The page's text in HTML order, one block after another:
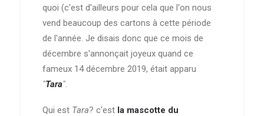
quoi (c'est d'ailleurs pour cela que l'on nous
vend beaucoup des cartons à cette période
de l'année. Je disais donc que ce mois de
décembre s'annonçait joyeux quand ce
fameux 14 décembre 2019, était apparu
"Tara".
Qui est Tara? c'est la mascotte du